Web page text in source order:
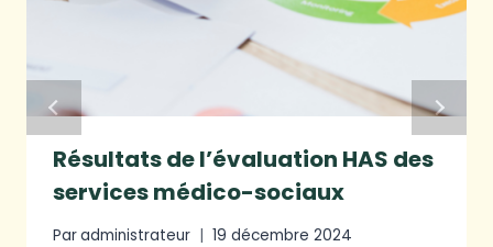
Résultats de l’évaluation HAS des
services médico-sociaux
Paradministrateur 19 décembre 2024